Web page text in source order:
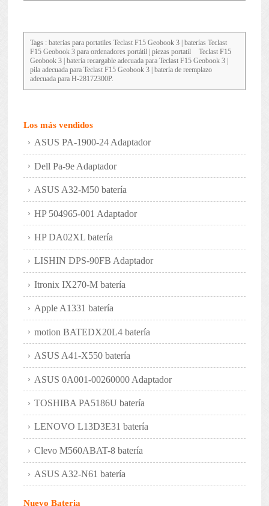
Tags : baterias para portatiles Teclast F15 Geobook 3| baterías Teclast
F15 Geobook 3 para ordenadores portátil | piezas portatil
Teclast F15
Geobook 3| batería recargable adecuada para Teclast F15 Geobook 3 |
pila adecuada para Teclast F15 Geobook 3 | batería de reemplazo
adecuada para H-28172300P.
Los más vendidos
ASUS PA-1900-24 Adaptador
Dell Pa-9e Adaptador
ASUS A32-M50 batería
HP 504965-001 Adaptador
HP DA02XL batería
LISHIN DPS-90FB Adaptador
Itronix IX270-M batería
Apple A1331 batería
motion BATEDX20L4 batería
ASUS A41-X550 batería
ASUS 0A001-00260000 Adaptador
TOSHIBA PA5186U batería
LENOVO L13D3E31 batería
Clevo M560ABAT-8 batería
ASUS A32-N61 batería
Nuevo Bateria